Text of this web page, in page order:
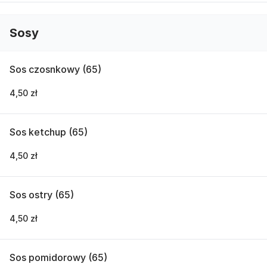
Sosy
Sos czosnkowy (65)
4,50 zł
Sos ketchup (65)
4,50 zł
Sos ostry (65)
4,50 zł
Sos pomidorowy (65)